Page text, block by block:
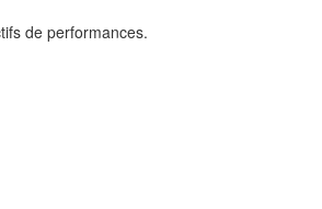
de performances.